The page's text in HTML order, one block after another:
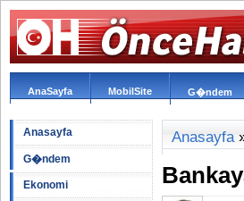
AnaSayfa MobilSite G�ndem
Anasayfa
G�ndem
Ekonomi
Anasayfa